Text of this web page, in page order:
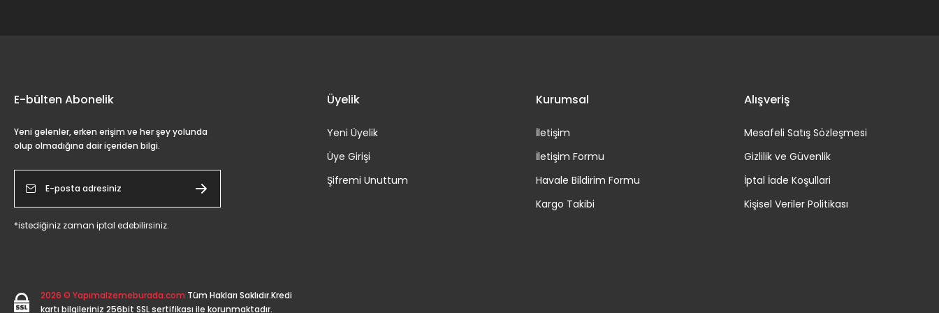
E-bülten Abonelik
Yeni gelenler, erken erişim ve her şey yolunda
olup olmadığına dair içeriden bilgi.
*istediğiniz zaman iptal edebilirsiniz.
Üyelik
Yeni Üyelik
Üye Girişi
Şifremi Unuttum
Kurumsal
İletişim
İletişim Formu
Havale Bildirim Formu
Kargo Takibi
Alışveriş
Mesafeli Satış Sözleşmesi
Gizlilik ve Güvenlik
İptal İade Koşullari
Kişisel Veriler Politikası
2026 © Yapımalzemeburada.com Tüm Hakları Saklıdır.Kredi
kartı bilgileriniz 256bit SSL sertifikası ile korunmaktadır.